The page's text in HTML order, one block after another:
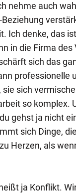
nehme auch
Ich denke, das
in die Firma des
sich das
professionelle
sich
so komplex.
gehst ja nicht
sich Dinge,
Herzen, als
ja Konflikt.